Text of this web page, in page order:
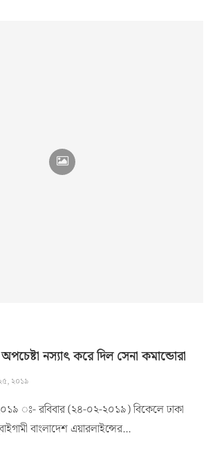
নস্যাৎ করে দিল সেনা কমান্ডোরা
২০১৯
ঃ- রবিবার (২৪-০২-২০১৯) বিকেলে ঢাকা
বাংলাদেশ এয়ারলাইন্সের…